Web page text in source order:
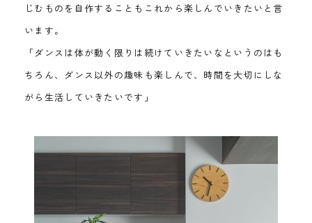
じむものを自作することもこれから楽しんでいきたいと言
います。
「ダンスは体が動く限りは続けていきたいなというのはも
ちろん、ダンス以外の趣味も楽しんで、時間を大切にしな
がら生活していきたいです」